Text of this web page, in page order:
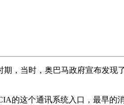
，当时，奥巴马政府宣布发
的这个通讯系统入口，最早